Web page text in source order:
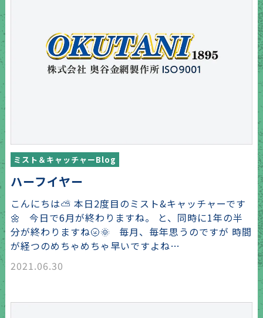
ミスト＆キャッチャーBlog
ハーフイヤー
こんにちは⛅️ 本日2度目のミスト&キャッチャーです
🌼 今日で6月が終わりますね。 と、同時に1年の半
分が終わりますね🌝🌞 毎月、毎年思うのですが 時間
が経つのめちゃめちゃ早いですよね…
2021.06.30